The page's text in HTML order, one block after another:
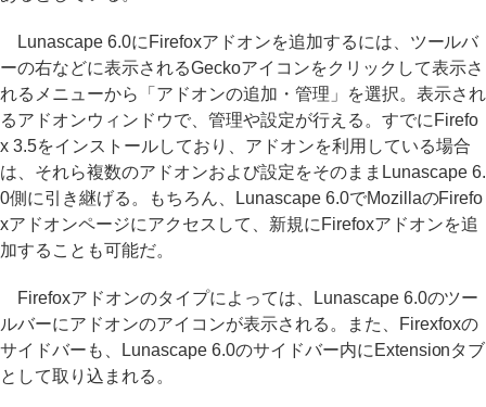
Lunascape 6.0にFirefoxアドオンを追加するには、ツールバ
ーの右などに表示されるGeckoアイコンをクリックして表示さ
れるメニューから「アドオンの追加・管理」を選択。表示され
るアドオンウィンドウで、管理や設定が行える。すでにFirefo
x 3.5をインストールしており、アドオンを利用している場合
は、それら複数のアドオンおよび設定をそのままLunascape 6.
0側に引き継げる。もちろん、Lunascape 6.0でMozillaのFirefo
xアドオンページにアクセスして、新規にFirefoxアドオンを追
加することも可能だ。
Firefoxアドオンのタイプによっては、Lunascape 6.0のツー
ルバーにアドオンのアイコンが表示される。また、Firexfoxの
サイドバーも、Lunascape 6.0のサイドバー内にExtensionタブ
として取り込まれる。